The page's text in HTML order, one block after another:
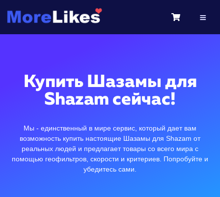
Купить Шазамы для
Shazam сейчас!
Мы - единственный в мире сервис, который дает вам
возможность купить настоящие Шазамы для Shazam от
реальных людей и предлагает товары со всего мира с
помощью геофильтров, скорости и критериев. Попробуйте и
убедитесь сами.